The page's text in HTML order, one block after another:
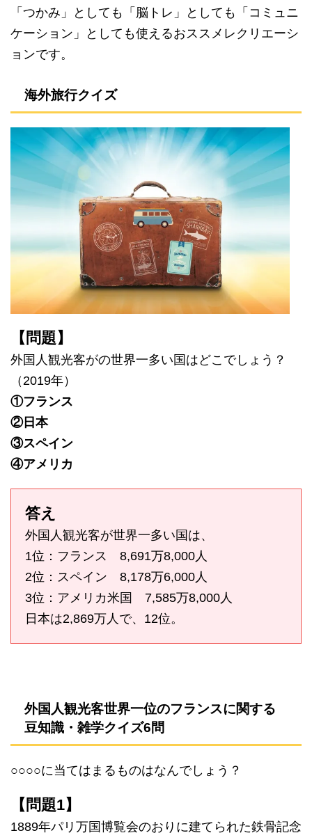
「つかみ」としても「脳トレ」としても「コミュニ
ケーション」としても使えるおススメレクリエーシ
ョンです。
海外旅行クイズ
【問題】
外国人観光客がの世界一多い国はどこでしょう？
（2019年）
①フランス
②日本
③スペイン
④アメリカ
答え
外国人観光客が世界一多い国は、
1位：フランス 8,691万8,000人
2位：スペイン 8,178万6,000人
3位：アメリカ米国 7,585万8,000人
日本は2,869万人で、12位。
外国人観光客世界一位のフランスに関する
豆知識・雑学クイズ6問
○○○○に当てはまるものはなんでしょう？
【問題1】
1889年パリ万国博覧会のおりに建てられた鉄骨記念